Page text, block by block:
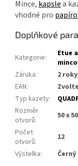
Mince, kapslea
vhodné pro
Doplňkové
Kategorie:
Etue
Záruka:
2 roky
EAN:
Typ kazety:
Rozměr
otvorů:
50 x
Počet
otvorů:
12
Výstelka: